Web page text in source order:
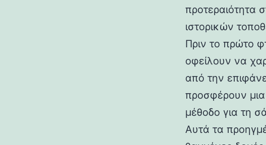
προτεραιότητα
ιστορικών
Πριν το πρώτο
οφείλουν να
από την
προσφέρουν
μέθοδο για τη
Αυτά τα